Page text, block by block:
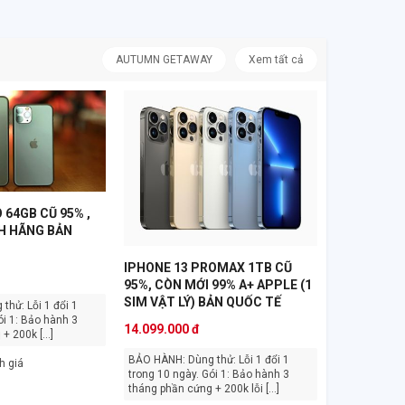
AUTUMN GETAWAY Xem tất cả
64GB CŨ 95% ,
HÃNG BẢN
200k [...]
giá
IPHONE 13 PROMAX 1TB CŨ
95%, CÒN MỚI 99% A+ APPLE (1
SIM VẬT LÝ) BẢN QUỐC TẾ
14.099.000 đ
BẢO HÀNH: Dùng thử: Lỗi 1 đổi 1
trong 10 ngày. Gói 1: Bảo hành 3
tháng phần cứng + 200k lỗi [...]